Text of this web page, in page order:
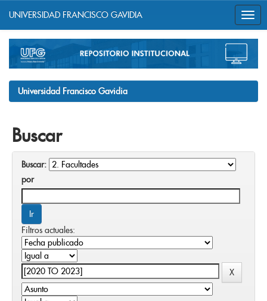
navigation
UNIVERSIDAD FRANCISCO GAVIDIA
Universidad Francisco Gavidia
Buscar
Buscar:
por
Filtros actuales: